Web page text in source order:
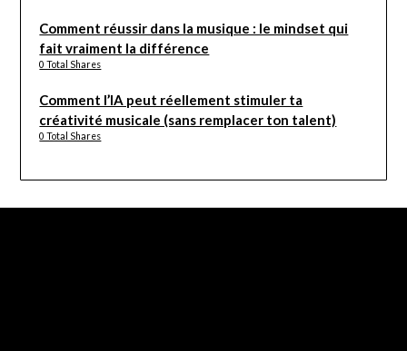
Comment réussir dans la musique : le mindset qui
fait vraiment la différence
0 Total Shares
Comment l’IA peut réellement stimuler ta
créativité musicale (sans remplacer ton talent)
0 Total Shares